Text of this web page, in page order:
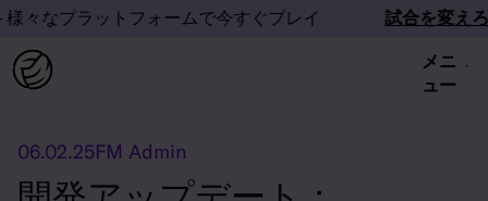
なプラットフォームで今すぐプレイ 試合を変えろ
メニ
ュー
06.02.25FM Admin